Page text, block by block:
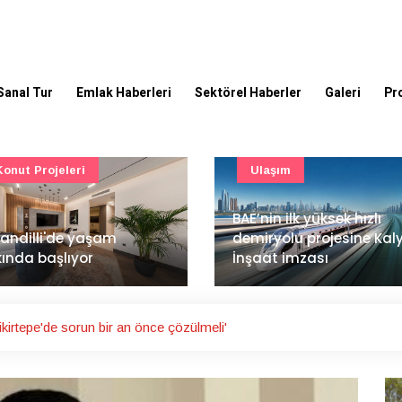
Tur Emlak Haberleri Sektörel Haberler Galeri
ilk yüksek hızlı
projesine Kalyon
imzası
Mimarlık ve mühendislik
projeleri e-PYS ile dijital
ortama taşınacak
Güncel
sorun bir an önce çözülmeli'